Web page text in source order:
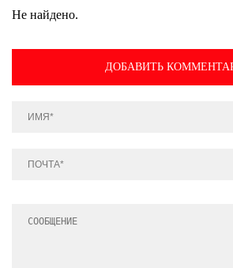
Не найдено.
ДОБАВИТЬ